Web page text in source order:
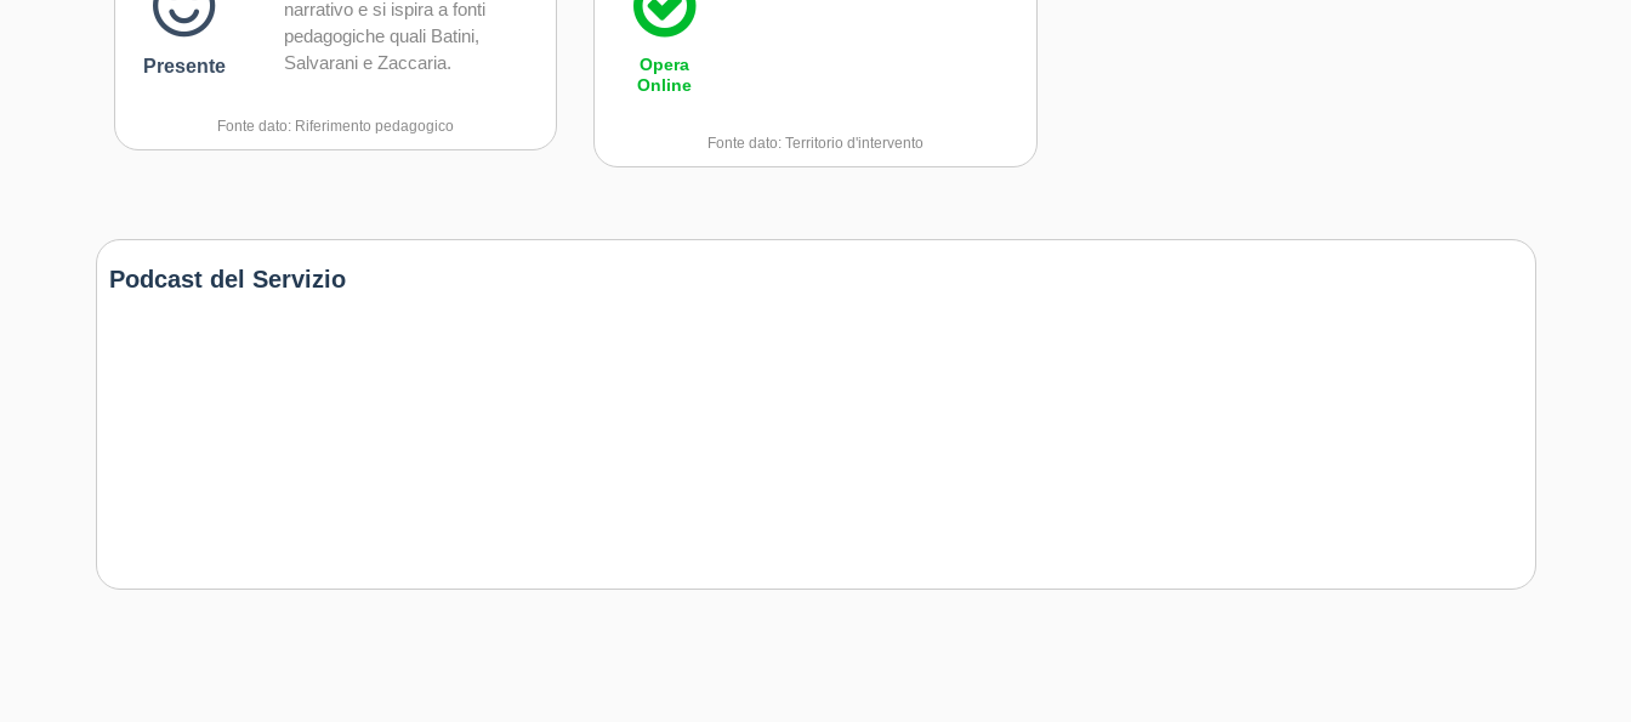
diversi
Capacità di negoziare
Capacità di gestire il proprio
Capacità di accettare la
Presente
narrativo e si ispira a fonti
pedagogiche quali Batini,
Salvarani e Zaccaria.
Fonte dato: Riferimento pedagogico
Opera
Online
Fonte dato: Territorio d'intervento
Podcast del Servizio